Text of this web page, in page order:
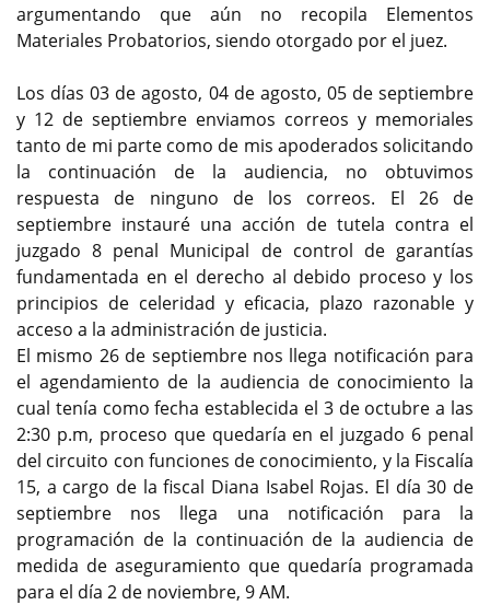
argumentando que aún no recopila Elementos
Materiales Probatorios, siendo otorgado por el juez.
Los días 03 de agosto, 04 de agosto, 05 de septiembre
y 12 de septiembre enviamos correos y memoriales
tanto de mi parte como de mis apoderados solicitando
la continuación de la audiencia, no obtuvimos
respuesta de ninguno de los correos. El 26 de
septiembre instauré una acción de tutela contra el
juzgado 8 penal Municipal de control de garantías
fundamentada en el derecho al debido proceso y los
principios de celeridad y eficacia, plazo razonable y
acceso a la administración de justicia.
El mismo 26 de septiembre nos llega notificación para
el agendamiento de la audiencia de conocimiento la
cual tenía como fecha establecida el 3 de octubre a las
2:30 p.m, proceso que quedaría en el juzgado 6 penal
del circuito con funciones de conocimiento, y la Fiscalía
15, a cargo de la fiscal Diana Isabel Rojas. El día 30 de
septiembre nos llega una notificación para la
programación de la continuación de la audiencia de
medida de aseguramiento que quedaría programada
para el día 2 de noviembre, 9 AM.